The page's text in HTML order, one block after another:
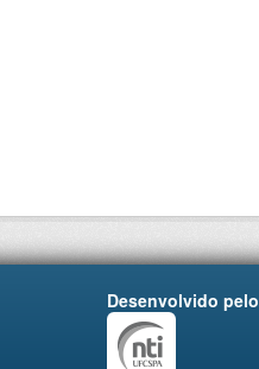
Desenvolvido pelo